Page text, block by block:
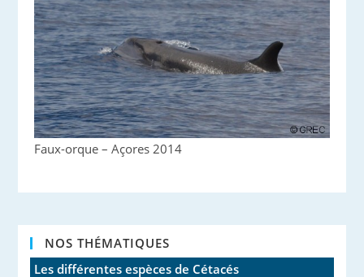
Faux-orque – Açores 2014
NOS THÉMATIQUES
Les différentes espèces de Cétacés